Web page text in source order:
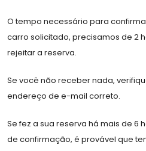
O tempo necessário para
carro solicitado, precisamos de 2
rejeitar a reserva.
Se você não receber nada,
endereço de e-mail correto.
Se fez a sua reserva há mais de 6
de confirmação, é provável que